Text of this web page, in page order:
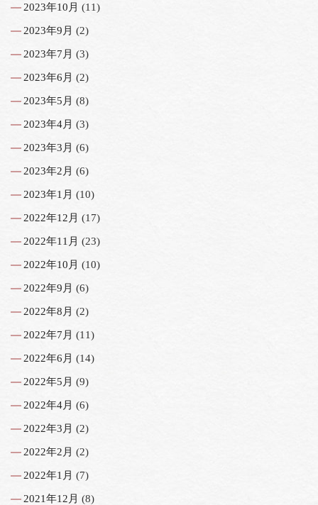
2023年10月 (11)
2023年9月 (2)
2023年7月 (3)
2023年6月 (2)
2023年5月 (8)
2023年4月 (3)
2023年3月 (6)
2023年2月 (6)
2023年1月 (10)
2022年12月 (17)
2022年11月 (23)
2022年10月 (10)
2022年9月 (6)
2022年8月 (2)
2022年7月 (11)
2022年6月 (14)
2022年5月 (9)
2022年4月 (6)
2022年3月 (2)
2022年2月 (2)
2022年1月 (7)
2021年12月 (8)